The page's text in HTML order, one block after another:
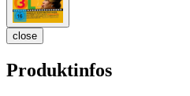
close
Produktinfos